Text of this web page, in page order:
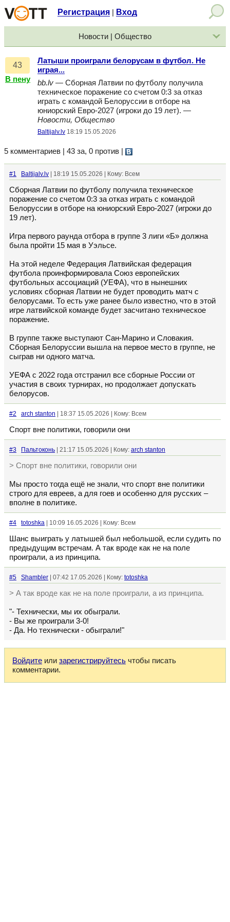
Регистрация Вход
Новости | Общество
43
В пену
Латыши проиграли белорусам в футбол. Не
играя...
bb.lv — Сборная Латвии по футболу получила
техническое поражение со счетом 0:3 за отказ
играть с командой Белоруссии в отборе на
юниорский Евро-2027 (игроки до 19 лет). —
Новости, Общество
Baltijalv.lv 18:19 15.05.2026
5 комментариев | 43 за, 0 против
#1 Baltijalv.lv | 18:19 15.05.2026 | Кому: Всем
Сборная Латвии по футболу получила техническое
поражение со счетом 0:3 за отказ играть с командой
Белоруссии в отборе на юниорский Евро-2027 (игроки до
19 лет).
Игра первого раунда отбора в группе 3 лиги «Б» должна
была пройти 15 мая в Уэльсе.
На этой неделе Федерация Латвийская федерация
футбола проинформировала Союз европейских
футбольных ассоциаций (УЕФА), что в нынешних
условиях сборная Латвии не будет проводить матч с
белорусами. То есть уже ранее было известно, что в этой
игре латвийской команде будет засчитано техническое
поражение.
В группе также выступают Сан-Марино и Словакия.
Сборная Белоруссии вышла на первое место в группе, не
сыграв ни одного матча.
УЕФА с 2022 года отстранил все сборные России от
участия в своих турнирах, но продолжает допускать
белорусов.
#2 arch stanton | 18:37 15.05.2026 | Кому: Всем
Спорт вне политики, говорили они
#3 Пальтоконь | 21:17 15.05.2026 | Кому: arch stanton
> Спорт вне политики, говорили они
Мы просто тогда ещё не знали, что спорт вне политики
строго для евреев, а для гоев и особенно для русских –
вполне в политике.
#4 totoshka | 10:09 16.05.2026 | Кому: Всем
Шанс выиграть у латышей был небольшой, если судить по
предыдущим встречам. А так вроде как не на поле
проиграли, а из принципа.
#5 Shambler | 07:42 17.05.2026 | Кому: totoshka
> А так вроде как не на поле проиграли, а из принципа.
"- Технически, мы их обыграли.
- Вы же проиграли 3-0!
- Да. Но технически - обыграли!"
Войдите или зарегистрируйтесь чтобы писать
комментарии.